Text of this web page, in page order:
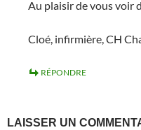
Au plaisir de vous voir
Cloé, infirmière, CH
RÉPONDRE
LAISSER UN